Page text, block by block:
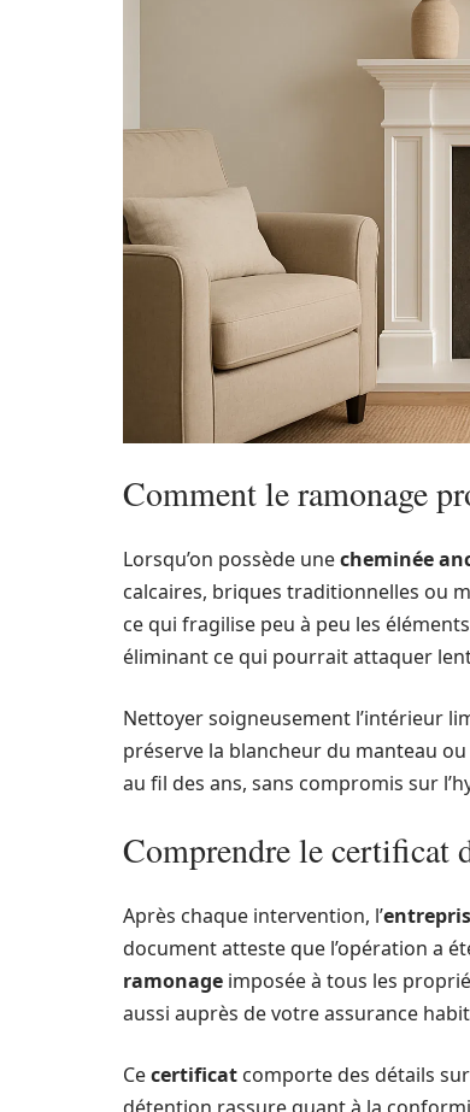
Comment le ramonage
Lorsqu’on possède unecheminée
calcaires, briques traditionnelles ou
ce qui fragilise peu à peu les
éliminant ce qui pourrait attaquer
Nettoyer soigneusement l’intérieur
préserve la blancheur du manteau
au fil des ans, sans compromis sur
Comprendre le certificat
Après chaque intervention, l’
document atteste que l’opération a
ramonage imposée à tous les
aussi auprès de votre assurance
Cecertificat comporte des détails